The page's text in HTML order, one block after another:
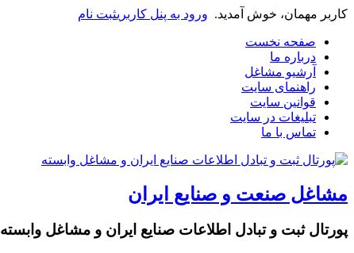
کاربر مهمان، خوش آمدید. ورود به پنل کاربریثبت نام
صفحه نخست
درباره ما
آرشیو مشاغل
راهنمای سایت
قوانین سایت
تبلیغات در سایت
تماس با ما
مشاغل صنعت و صنایع ایران
پورتال ثبت و تبادل اطلاعات صنایع ایران و مشاغل وابسته